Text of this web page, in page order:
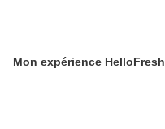
Mon expérience HelloFresh